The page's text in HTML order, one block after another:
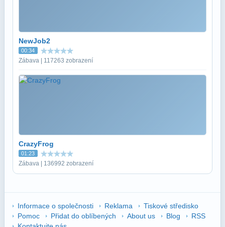
NewJob2
00:34
Zábava | 117263 zobrazení
CrazyFrog
01:23
Zábava | 136992 zobrazení
Informace o společnosti Reklama
Tiskové středisko
Pomoc
Přidat do oblíbených About us Blog
RSS